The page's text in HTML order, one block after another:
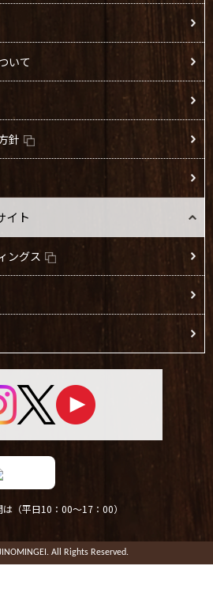
いて
針
イト
ングス
（平日10：00～17：00）
All Rights Reserved.